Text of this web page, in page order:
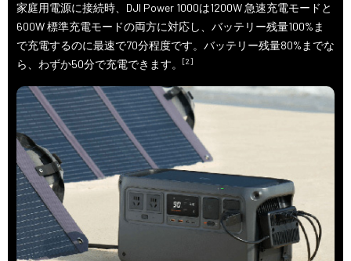
家庭用電源に接続時、DJI Power 1000は1200W 急速充電モードと
600W 標準充電モードの両方に対応し、バッテリー残量100%ま
で充電するのに最速で70分程度です。バッテリー残量80%までな
ら、わずか50分で充電できます。
[2]